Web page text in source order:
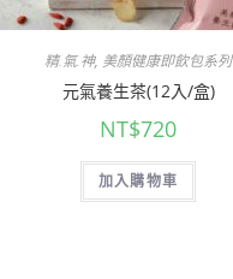
精.氣.神, 美顏健康即飲包系列
元氣養生茶(12入/盒)
NT$720
加入購物車